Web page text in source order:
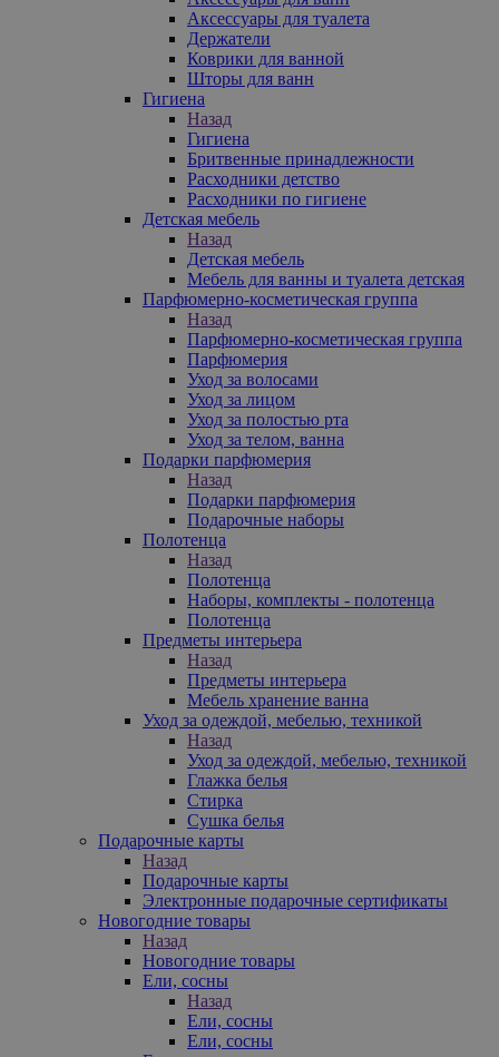
Аксессуары для туалета
Держатели
Коврики для ванной
Шторы для ванн
Гигиена
Назад
Гигиена
Бритвенные принадлежности
Расходники детство
Расходники по гигиене
Детская мебель
Назад
Детская мебель
Мебель для ванны и туалета детская
Парфюмерно-косметическая группа
Назад
Парфюмерно-косметическая группа
Парфюмерия
Уход за волосами
Уход за лицом
Уход за полостью рта
Уход за телом, ванна
Подарки парфюмерия
Назад
Подарки парфюмерия
Подарочные наборы
Полотенца
Назад
Полотенца
Наборы, комплекты - полотенца
Полотенца
Предметы интерьера
Назад
Предметы интерьера
Мебель хранение ванна
Уход за одеждой, мебелью, техникой
Назад
Уход за одеждой, мебелью, техникой
Глажка белья
Стирка
Сушка белья
Подарочные карты
Назад
Подарочные карты
Электронные подарочные сертификаты
Новогодние товары
Назад
Новогодние товары
Ели, сосны
Назад
Ели, сосны
Ели, сосны